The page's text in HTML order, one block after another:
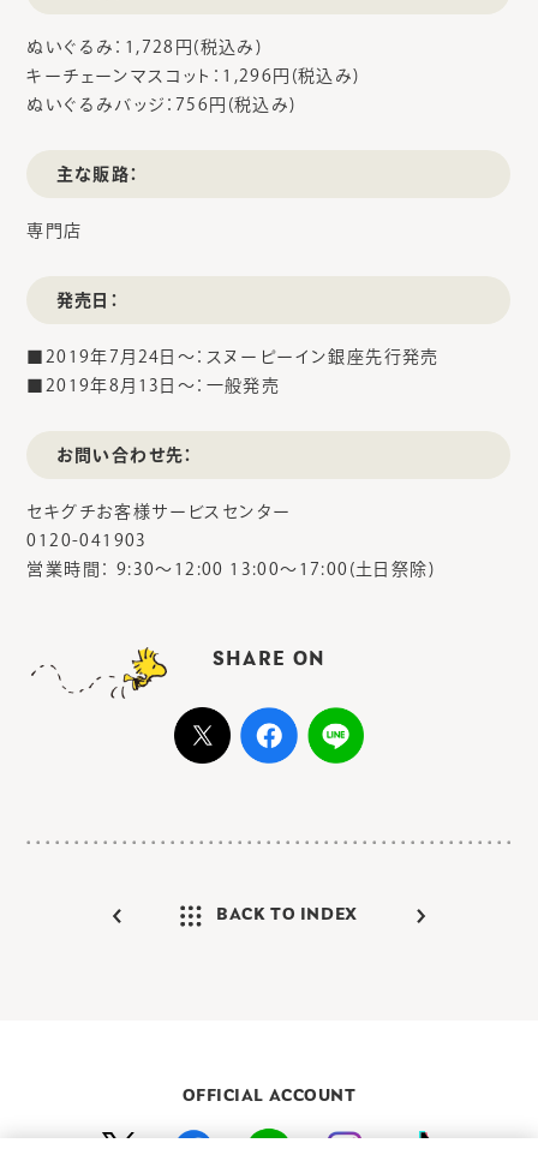
ぬいぐるみ：1,728円(税込み)
キーチェーンマスコット：1,296円(税込み)
ぬいぐるみバッジ：756円(税込み)
主な販路：
専門店
発売日：
■2019年7月24日～：スヌーピーイン銀座先行発売
■2019年8月13日～：一般発売
お問い合わせ先：
セキグチお客様サービスセンター
0120-041903
営業時間： 9:30～12:00 13:00～17:00(土日祭除)
SHARE ON
BACK TO INDEX
OFFICIAL ACCOUNT